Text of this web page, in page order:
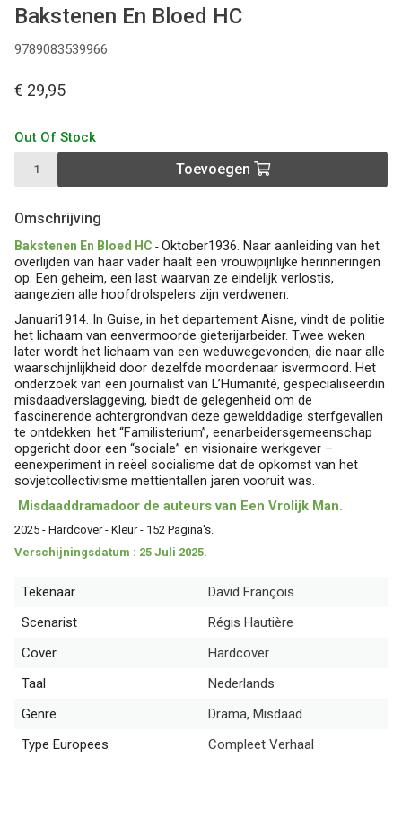
Bakstenen En Bloed HC
9789083539966
€ 29,95
Out Of Stock
Toevoegen
Omschrijving
Bakstenen En Bloed HC - Oktober1936. Naar aanleiding van het
overlijden van haar vader haalt een vrouwpijnlijke herinneringen
op. Een geheim, een last waarvan ze eindelijk verlostis,
aangezien alle hoofdrolspelers zijn verdwenen.
Januari1914. In Guise, in het departement Aisne, vindt de politie
het lichaam van eenvermoorde gieterijarbeider. Twee weken
later wordt het lichaam van een weduwegevonden, die naar alle
waarschijnlijkheid door dezelfde moordenaar isvermoord. Het
onderzoek van een journalist van L’Humanité, gespecialiseerdin
misdaadverslaggeving, biedt de gelegenheid om de
fascinerende achtergrondvan deze gewelddadige sterfgevallen
te ontdekken: het “Familisterium”, eenarbeidersgemeenschap
opgericht door een “sociale” en visionaire werkgever –
eenexperiment in reëel socialisme dat de opkomst van het
sovjetcollectivisme mettientallen jaren vooruit was.
Misdaaddramadoor de auteurs van Een Vrolijk Man.
2025 - Hardcover - Kleur - 152 Pagina's.
Verschijningsdatum : 25 Juli 2025.
Tekenaar
David François
Scenarist
Régis Hautière
Cover
Hardcover
Taal
Nederlands
Genre
Drama, Misdaad
Type Europees
Compleet Verhaal